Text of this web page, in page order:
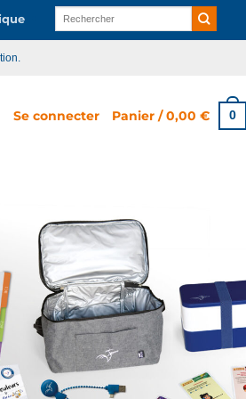
Recherche
pour :
Se connecter Panier /0,00€ 0